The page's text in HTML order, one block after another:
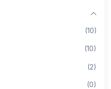
(10)
(10)
(2)
(0)